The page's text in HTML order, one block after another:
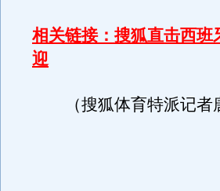
相关链接：搜狐直击西
迎
（搜狐体育特派记者